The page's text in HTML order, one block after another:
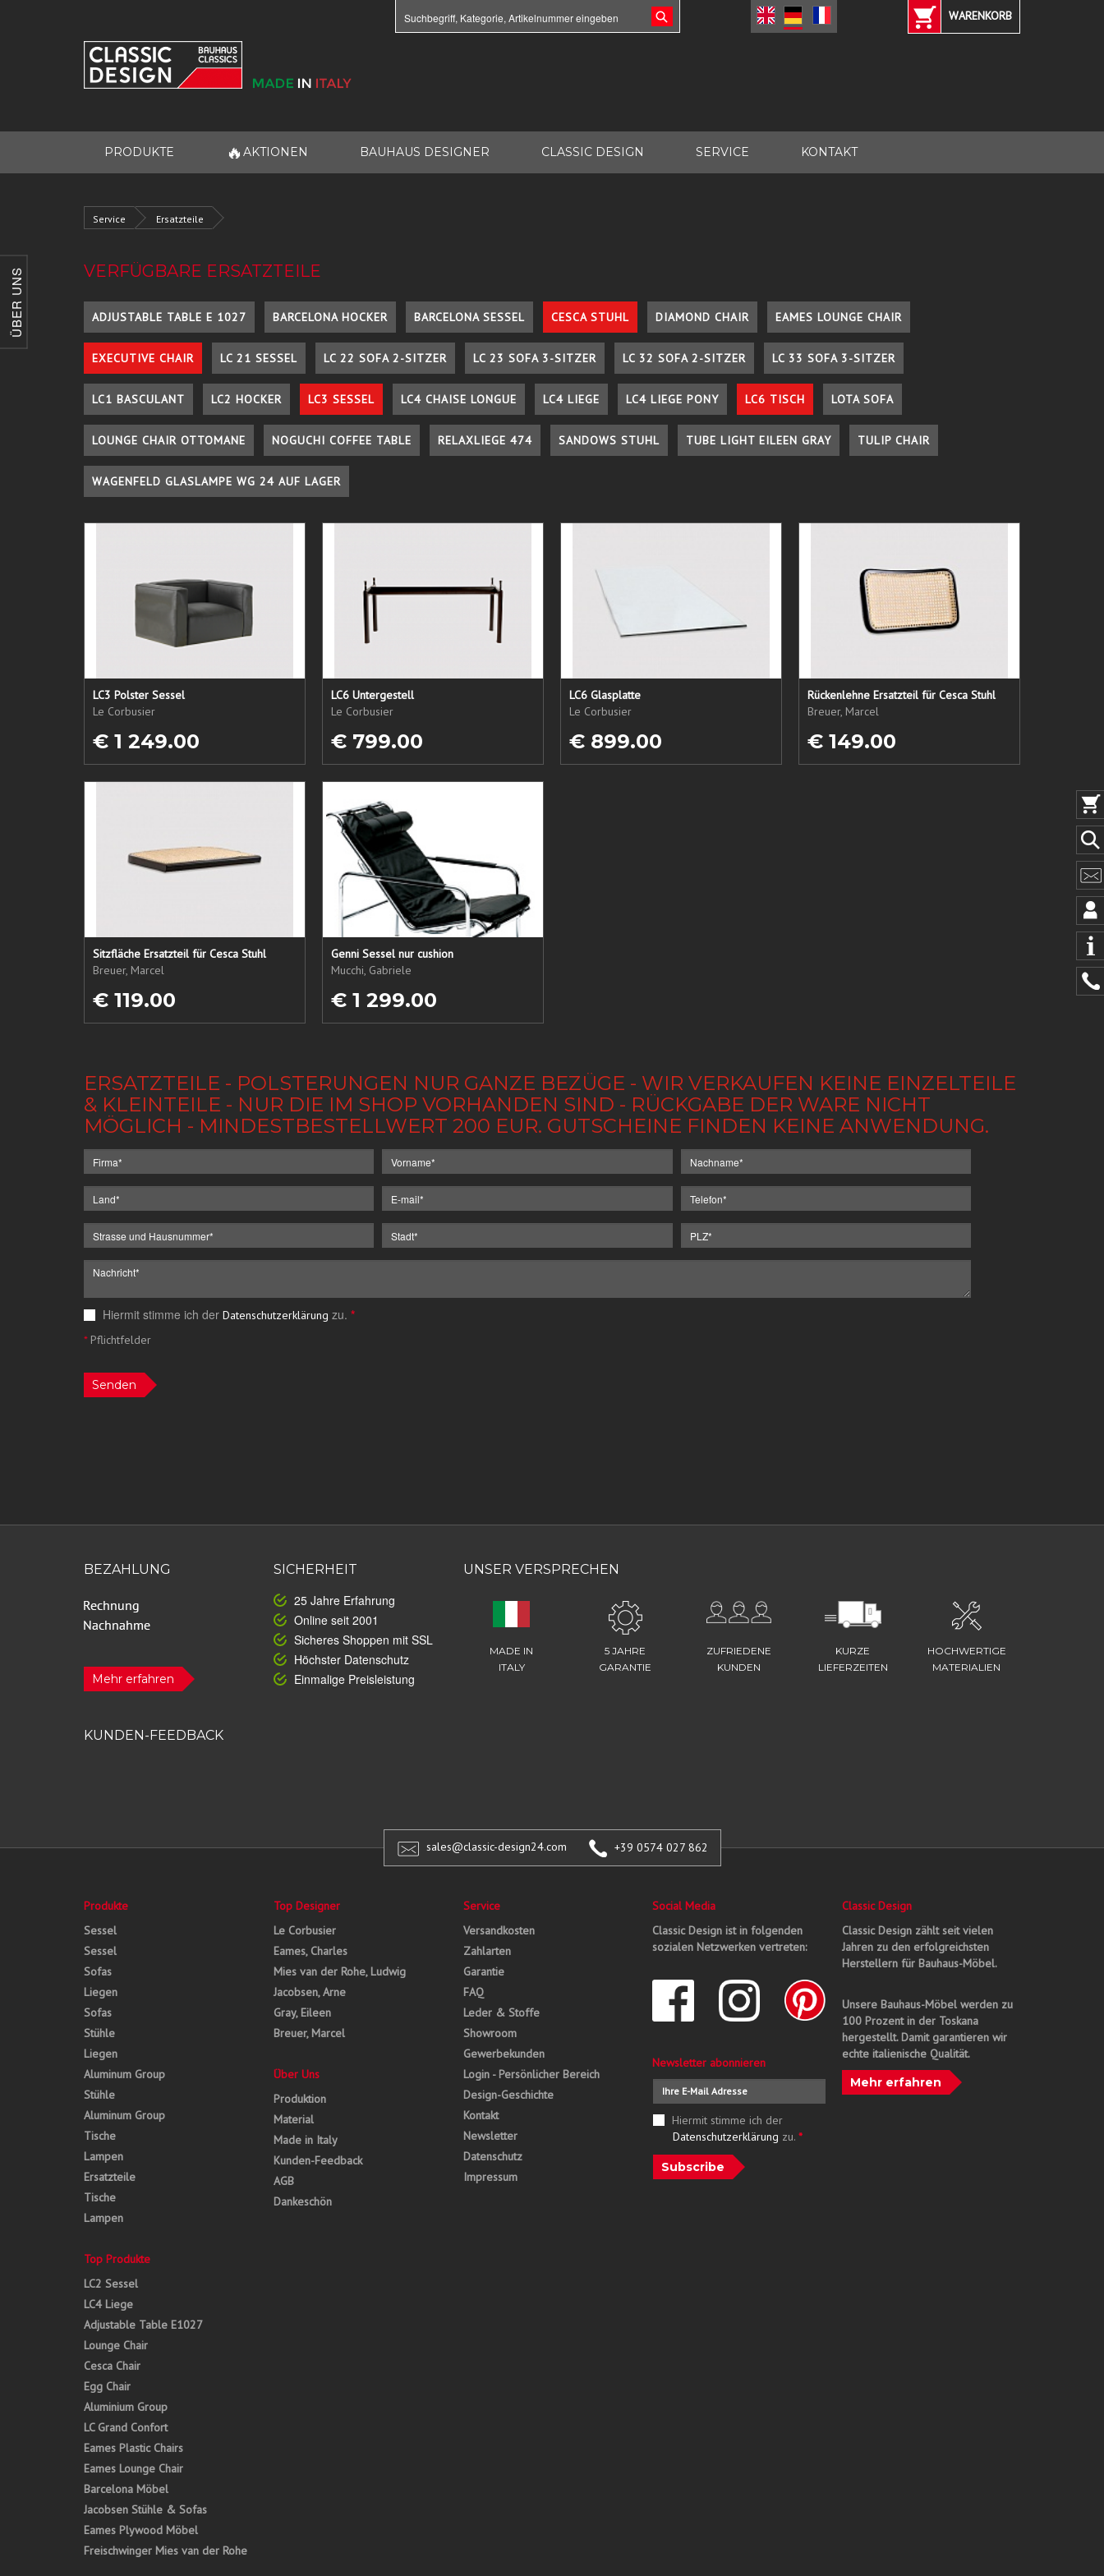
ÜBER UNS
WARENKORB
PRODUKTE 🔥 AKTIONEN BAUHAUS DESIGNER CLASSIC DESIGN SERVICE KONTAKT
Service Ersatzteile
VERFÜGBARE ERSATZTEILE
ADJUSTABLE TABLE E 1027 BARCELONA HOCKER BARCELONA SESSEL CESCA STUHL DIAMOND CHAIR EAMES LOUNGE CHAIR
EXECUTIVE CHAIR LC 21 SESSEL LC 22 SOFA 2-SITZER LC 23 SOFA 3-SITZER LC 32 SOFA 2-SITZER LC 33 SOFA 3-SITZER
LC1 BASCULANT LC2 HOCKER LC3 SESSEL LC4 CHAISE LONGUE LC4 LIEGE LC4 LIEGE PONY LC6 TISCH LOTA SOFA
LOUNGE CHAIR OTTOMANE NOGUCHI COFFEE TABLE RELAXLIEGE 474 SANDOWS STUHL TUBE LIGHT EILEEN GRAY TULIP CHAIR
WAGENFELD GLASLAMPE WG 24 AUF LAGER
LC3 Polster Sessel
Le Corbusier
€ 1 249.00
LC6 Untergestell
Le Corbusier
€ 799.00
LC6 Glasplatte
Le Corbusier
€ 899.00
Rückenlehne Ersatzteil für Cesca Stuhl
Breuer, Marcel
€ 149.00
Sitzfläche Ersatzteil für Cesca Stuhl
Breuer, Marcel
€ 119.00
Genni Sessel nur cushion
Mucchi, Gabriele
€ 1 299.00
ERSATZTEILE - POLSTERUNGEN NUR GANZE BEZÜGE - WIR VERKAUFEN KEINE EINZELTEILE
& KLEINTEILE - NUR DIE IM SHOP VORHANDEN SIND - RÜCKGABE DER WARE NICHT
MÖGLICH - MINDESTBESTELLWERT 200 EUR. GUTSCHEINE FINDEN KEINE ANWENDUNG.
Hiermit stimme ich der Datenschutzerklärung zu. *
*Pflichtfelder
Senden
BEZAHLUNG
Mehr erfahren
SICHERHEIT
25 Jahre Erfahrung
Online seit 2001
Sicheres Shoppen mit SSL
Höchster Datenschutz
Einmalige Preisleistung
UNSER VERSPRECHEN
MADE IN
ITALY
5 JAHRE
GARANTIE
ZUFRIEDENE
KUNDEN
KURZE
LIEFERZEITEN
HOCHWERTIGE
MATERIALIEN
KUNDEN-FEEDBACK
sales@classic-design24.com +39 0574 027 862
Produkte
Sessel
Sessel
Sofas
Liegen
Sofas
Stühle
Liegen
Aluminum Group
Stühle
Aluminum Group
Tische
Lampen
Ersatzteile
Tische
Lampen
Top Produkte
LC2 Sessel
LC4 Liege
Adjustable Table E1027
Lounge Chair
Cesca Chair
Egg Chair
Aluminium Group
LC Grand Confort
Eames Plastic Chairs
Eames Lounge Chair
Barcelona Möbel
Jacobsen Stühle & Sofas
Eames Plywood Möbel
Freischwinger Mies van der Rohe
Top Designer
Le Corbusier
Eames, Charles
Mies van der Rohe, Ludwig
Jacobsen, Arne
Gray, Eileen
Breuer, Marcel
Über Uns
Produktion
Material
Made in Italy
Kunden-Feedback
AGB
Dankeschön
Service
Versandkosten
Zahlarten
Garantie
FAQ
Leder & Stoffe
Showroom
Gewerbekunden
Login - Persönlicher Bereich
Design-Geschichte
Kontakt
Newsletter
Datenschutz
Impressum
Social Media
Classic Design ist in folgenden
sozialen Netzwerken vertreten:
Newsletter abonnieren
Hiermit stimme ich der
Datenschutzerklärung zu. *
Subscribe
Classic Design
Classic Design zählt seit vielen
Jahren zu den erfolgreichsten
Herstellern für Bauhaus-Möbel.
Unsere Bauhaus-Möbel werden zu
100 Prozent in der Toskana
hergestellt. Damit garantieren wir
echte italienische Qualität.
Mehr erfahren